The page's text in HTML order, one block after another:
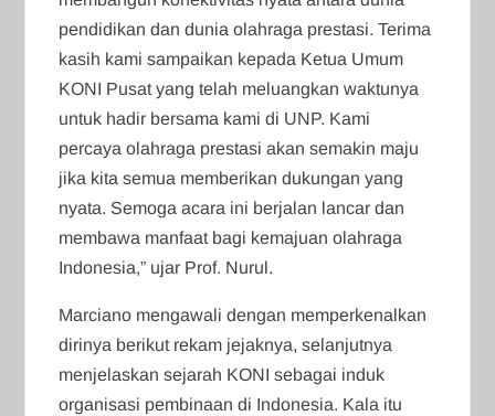
pendidikan dan dunia olahraga prestasi. Terima
kasih kami sampaikan kepada Ketua Umum
KONI Pusat yang telah meluangkan waktunya
untuk hadir bersama kami di UNP. Kami
percaya olahraga prestasi akan semakin maju
jika kita semua memberikan dukungan yang
nyata. Semoga acara ini berjalan lancar dan
membawa manfaat bagi kemajuan olahraga
Indonesia,” ujar Prof. Nurul.
Marciano mengawali dengan memperkenalkan
dirinya berikut rekam jejaknya, selanjutnya
menjelaskan sejarah KONI sebagai induk
organisasi pembinaan di Indonesia. Kala itu